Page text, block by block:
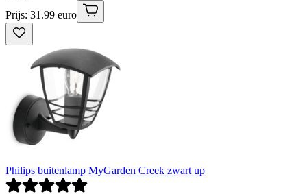
Prijs: 31.99 euro
Philips buitenlamp MyGarden Creek zwart up